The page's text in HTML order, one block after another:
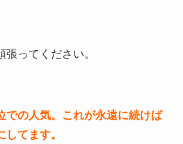
ってください。
での人気。これが永遠に続けば
てます。